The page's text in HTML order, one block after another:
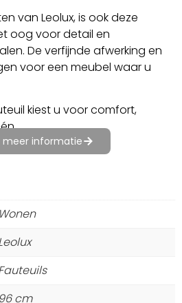
van Leolux, is ook deze
oog voor detail en
De verfijnde afwerking en
voor een meubel waar u
kiest u voor comfort,
meer informatie
Wonen
96 cm